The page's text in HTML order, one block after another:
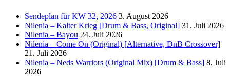
Sendeplan für KW 32, 2026 3. August 2026
Nilenia – Kalter Krieg [Drum & Bass, Original] 31. Juli 2026
Nilenia – Bayou 24. Juli 2026
Nilenia – Come On (Original) [Alternative, DnB Crossover]
21. Juli 2026
Nilenia – Neds Warriors (Original Mix) [Drum & Bass] 8. Juli
2026